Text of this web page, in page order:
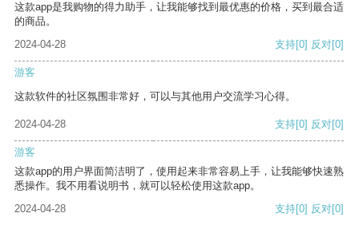
这款app是我购物的得力助手，让我能够找到最优惠的价格，买到最合适
的商品。
2024-04-28
支持[0] 反对[0]
游客
这款软件的社区氛围非常好，可以与其他用户交流学习心得。
2024-04-28 支持[0] 反对[0]
游客
这款app的用户界面简洁明了，使用起来非常容易上手，让我能够快速熟
悉操作。我不用看说明书，就可以轻松使用这款app。
2024-04-28
支持[0] 反对[0]